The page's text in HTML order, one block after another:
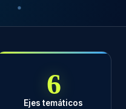
6
Ejes temáticos